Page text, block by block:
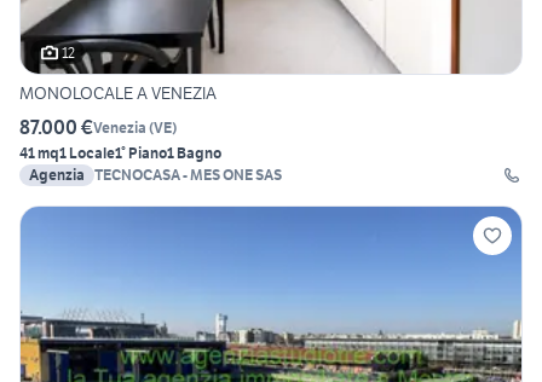
12
MONOLOCALE A VENEZIA
87.000 €Venezia (VE)
41 mq1 Locale1° Piano1 Bagno
Agenzia TECNOCASA - MES ONE SAS